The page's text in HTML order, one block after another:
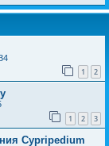
1 2
1 2 3
Cypripedium